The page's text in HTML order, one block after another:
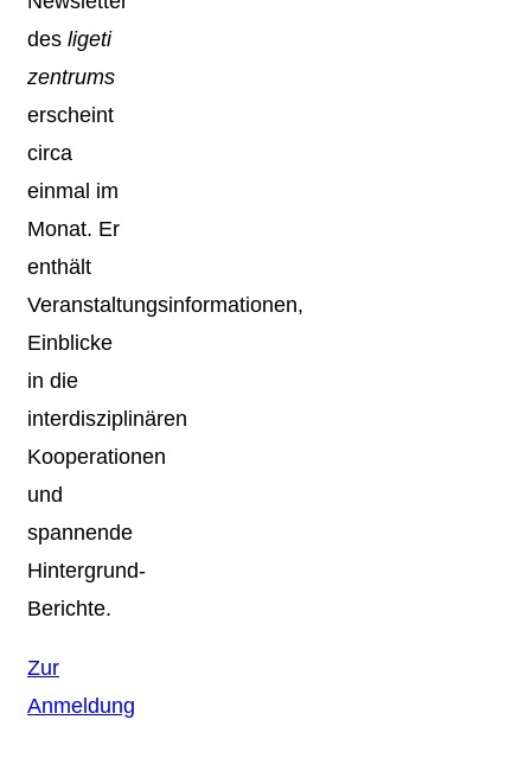
des ligeti
zentrums
erscheint
circa
einmal im
Monat. Er
enthält
Veranstaltungsinformationen,
Einblicke
in die
interdisziplinären
Kooperationen
und
spannende
Hintergrund-
Berichte.
Zur
Anmeldung